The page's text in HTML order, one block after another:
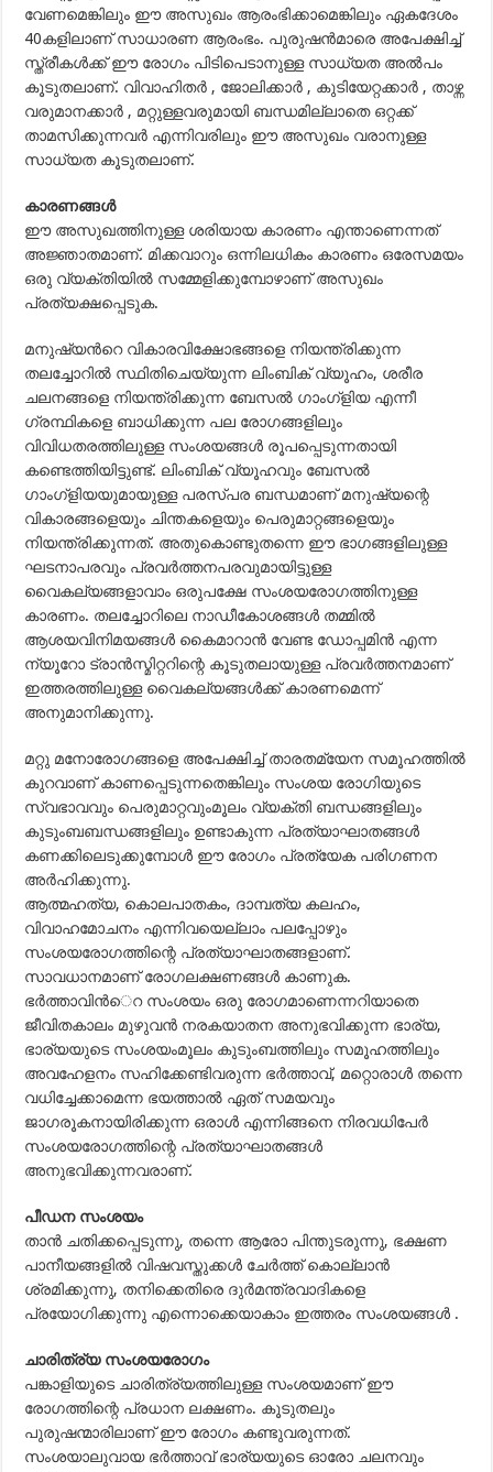
വേണമെങ്കിലും ഈ അസുഖം ആരംഭിക്കാമെങ്കിലും ഏകദേശം
40കളിലാണ് സാധാരണ ആരംഭം. പുരുഷന്‍മാരെ അപേക്ഷിച്ച്
സ്ത്രീകള്‍ക്ക് ഈ രോഗം പിടിപെടാനുള്ള സാധ്യത അല്‍പം
കൂടുതലാണ്. വിവാഹിതര്‍ , ജോലിക്കാര്‍ , കുടിയേറ്റക്കാര്‍ , താഴ്ന്ന
വരുമാനക്കാര്‍ , മറ്റുള്ളവരുമായി ബന്ധമില്ലാതെ ഒറ്റക്ക്
താമസിക്കുന്നവര്‍ എന്നിവരിലും ഈ അസുഖം വരാനുള്ള
സാധ്യത കൂടുതലാണ്.
കാരണങ്ങള്‍
ഈ അസുഖത്തിനുള്ള ശരിയായ കാരണം എന്താണെന്നത്
അജ്ഞാതമാണ്. മിക്കവാറും ഒന്നിലധികം കാരണം ഒരേസമയം
ഒരു വ്യക്തിയില്‍ സമ്മേളിക്കുമ്പോഴാണ് അസുഖം
പ്രത്യക്ഷപ്പെടുക.
മനുഷ്യന്‍റെ വികാരവിക്ഷോഭങ്ങളെ നിയന്ത്രിക്കുന്ന
തലച്ചോറില്‍ സ്ഥിതിചെയ്യുന്ന ലിംബിക് വ്യൂഹം, ശരീര
ചലനങ്ങളെ നിയന്ത്രിക്കുന്ന ബേസല്‍ ഗാംഗ്ളിയ എന്നീ
ഗ്രന്ഥികളെ ബാധിക്കുന്ന പല രോഗങ്ങളിലും
വിവിധതരത്തിലുള്ള സംശയങ്ങള്‍ രൂപപ്പെടുന്നതായി
കണ്ടെത്തിയിട്ടുണ്ട്. ലിംബിക് വ്യൂഹവും ബേസല്‍
ഗാംഗ്ളിയയുമായുള്ള പരസ്പര ബന്ധമാണ് മനുഷ്യന്റെ
വികാരങ്ങളെയും ചിന്തകളെയും പെരുമാറ്റങ്ങളെയും
നിയന്ത്രിക്കുന്നത്. അതുകൊണ്ടുതന്നെ ഈ ഭാഗങ്ങളിലുള്ള
ഘടനാപരവും പ്രവര്‍ത്തനപരവുമായിട്ടുള്ള
വൈകല്യങ്ങളാവാം ഒരുപക്ഷേ സംശയരോഗത്തിനുള്ള
കാരണം. തലച്ചോറിലെ നാഡീകോശങ്ങള്‍ തമ്മില്‍
ആശയവിനിമയങ്ങള്‍ കൈമാറാന്‍ വേണ്ട ഡോപ്പമിന്‍ എന്ന
ന്യൂറോ ട്രാന്‍സ്മിറ്ററിന്റെ കൂടുതലായുള്ള പ്രവര്‍ത്തനമാണ്
ഇത്തരത്തിലുള്ള വൈകല്യങ്ങള്‍ക്ക് കാരണമെന്ന്
അനുമാനിക്കുന്നു.
മറ്റു മനോരോഗങ്ങളെ അപേക്ഷിച്ച് താരതമ്യേന സമൂഹത്തില്‍
കുറവാണ് കാണപ്പെടുന്നതെങ്കിലും സംശയ രോഗിയുടെ
സ്വഭാവവും പെരുമാറ്റവുംമൂലം വ്യക്തി ബന്ധങ്ങളിലും
കുടുംബബന്ധങ്ങളിലും ഉണ്ടാകുന്ന പ്രത്യാഘാതങ്ങള്‍
കണക്കിലെടുക്കുമ്പോള്‍ ഈ രോഗം പ്രത്യേക പരിഗണന
അര്‍ഹിക്കുന്നു.
ആത്മഹത്യ, കൊലപാതകം, ദാമ്പത്യ കലഹം,
വിവാഹമോചനം എന്നിവയെല്ലാം പലപ്പോഴും
സംശയരോഗത്തിന്റെ പ്രത്യാഘാതങ്ങളാണ്.
സാവധാനമാണ് രോഗലക്ഷണങ്ങള്‍ കാണുക.
ഭര്‍ത്താവിന്‍െറ സംശയം ഒരു രോഗമാണെന്നറിയാതെ
ജീവിതകാലം മുഴുവന്‍ നരകയാതന അനുഭവിക്കുന്ന ഭാര്യ,
ഭാര്യയുടെ സംശയംമൂലം കുടുംബത്തിലും സമൂഹത്തിലും
അവഹേളനം സഹിക്കേണ്ടിവരുന്ന ഭര്‍ത്താവ്, മറ്റൊരാള്‍ തന്നെ
വധിച്ചേക്കാമെന്ന ഭയത്താല്‍ ഏത് സമയവും
ജാഗരൂകനായിരിക്കുന്ന ഒരാള്‍ എന്നിങ്ങനെ നിരവധിപേര്‍
സംശയരോഗത്തിന്റെ പ്രത്യാഘാതങ്ങള്‍
അനുഭവിക്കുന്നവരാണ്.
പീഡന സംശയം
താന്‍ ചതിക്കപ്പെടുന്നു, തന്നെ ആരോ പിന്തുടരുന്നു, ഭക്ഷണ
പാനീയങ്ങളില്‍ വിഷവസ്തുക്കള്‍ ചേര്‍ത്ത് കൊല്ലാന്‍
ശ്രമിക്കുന്നു, തനിക്കെതിരെ ദുര്‍മന്ത്രവാദികളെ
പ്രയോഗിക്കുന്നു എന്നൊക്കെയാകാം ഇത്തരം സംശയങ്ങള്‍ .
ചാരിത്ര്യ സംശയരോഗം
പങ്കാളിയുടെ ചാരിത്ര്യത്തിലുള്ള സംശയമാണ് ഈ
രോഗത്തിന്റെ പ്രധാന ലക്ഷണം. കൂടുതലും
പുരുഷന്മാരിലാണ് ഈ രോഗം കണ്ടുവരുന്നത്.
സംശയാലുവായ ഭര്‍ത്താവ് ഭാര്യയുടെ ഓരോ ചലനവും